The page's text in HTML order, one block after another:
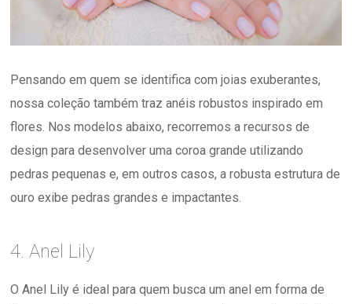
Pensando em quem se identifica com joias exuberantes,
nossa coleção também traz anéis robustos inspirado em
flores. Nos modelos abaixo, recorremos a recursos de
design para desenvolver uma coroa grande utilizando
pedras pequenas e, em outros casos, a robusta estrutura de
ouro exibe pedras grandes e impactantes.
4. Anel Lily
O Anel Lily é ideal para quem busca um anel em forma de